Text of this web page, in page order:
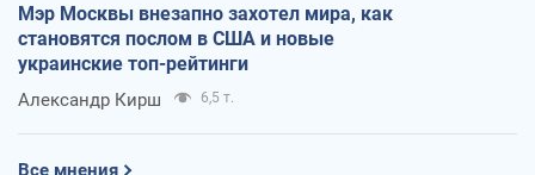
Мэр Москвы внезапно захотел мира, как
становятся послом в США и новые
украинские топ-рейтинги
Александр Кирш 6,5 т.
Все мнения